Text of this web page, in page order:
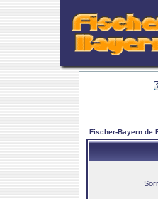
Fischer-Bayern.de